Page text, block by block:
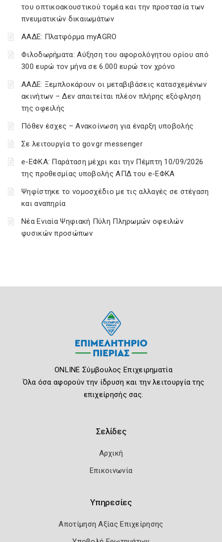
του οπτικοακουστικού τομέα και την προστασία των
πνευματικών δικαιωμάτων
ΑΑΔΕ: Πλατφόρμα myAGRO
Φιλοδωρήματα: Αύξηση του αφορολόγητου ορίου από
300 ευρώ τον μήνα σε 6.000 ευρώ τον χρόνο
ΑΑΔΕ: Ξεμπλοκάρουν οι μεταβιβάσεις κατασχεμένων
ακινήτων – Δεν απαιτείται πλέον πλήρης εξόφληση
της οφειλής
Πόθεν έσχες – Ανακοίνωση για έναρξη υποβολής
Σε λειτουργία το gov.gr messenger
e-ΕΦΚΑ: Παράταση μέχρι και την Πέμπτη 10/09/2026
της προθεσμίας υποβολής ΑΠΔ του e-ΕΦΚΑ
Ψηφίστηκε το νομοσχέδιο με τις αλλαγές σε στέγαση
και αναπηρία
Νέα Ενιαία Ψηφιακή Πύλη Πληρωμών οφειλών
φυσικών προσώπων
ONLINE Σύμβουλος Επιχειρηματία
Όλα όσα αφορούν την ίδρυση και την λειτουργία της
επιχείρησής σας.
Σελίδες
Αρχική
Επικοινωνία
Υπηρεσίες
Αποτίμηση Αξίας Επιχείρησης